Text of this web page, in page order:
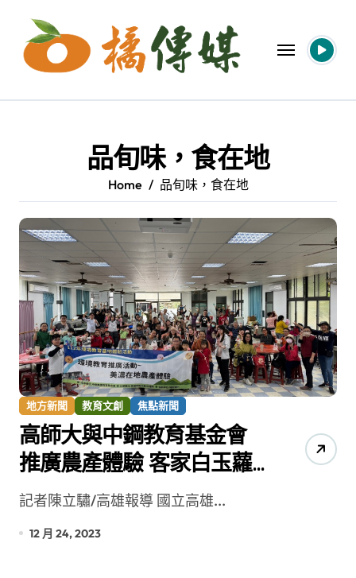
content
品旬味，食在地
Home 品旬味，食在地
地方新聞 教育文創 焦點新聞
高師大與中鋼教育基金會
推廣農產體驗 客家白玉蘿
蔔特色饗宴
記者陳立驌/高雄報導 國立高雄...
12 月 24, 2023